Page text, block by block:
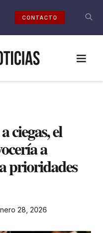
CONTACTO
ciegas, el
a
prioridades
28, 2026